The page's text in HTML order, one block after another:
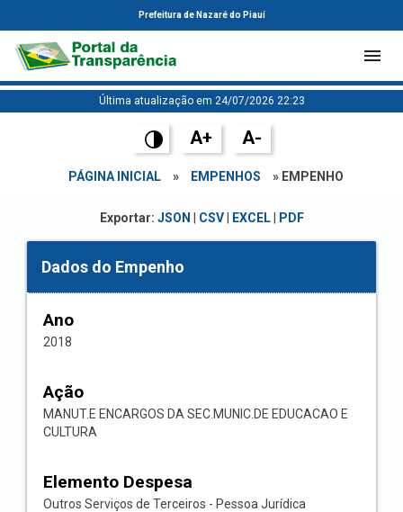
Prefeitura de Nazaré do Piauí
Última atualização em 24/07/2026 22:23
A+ A-
PÁGINA INICIAL » EMPENHOS » EMPENHO
Exportar: JSON CSV| EXCEL| PDF
Dados do Empenho
Ano
2018
Ação
MANUT.E ENCARGOS DA SEC.MUNIC.DE EDUCACAO E
CULTURA
Elemento Despesa
Outros Serviços de Terceiros - Pessoa Jurídica